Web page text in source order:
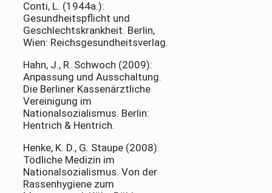
Conti, L. (1944a.):
Gesundheitspflicht und
Geschlechtskrankheit. Berlin,
Wien: Reichsgesundheitsverlag.
Hahn, J., R. Schwoch (2009):
Anpassung und Ausschaltung.
Die Berliner Kassenärztliche
Vereinigung im
Nationalsozialismus. Berlin:
Hentrich & Hentrich.
Henke, K. D., G. Staupe (2008):
Tödliche Medizin im
Nationalsozialismus. Von der
Rassenhygiene zum